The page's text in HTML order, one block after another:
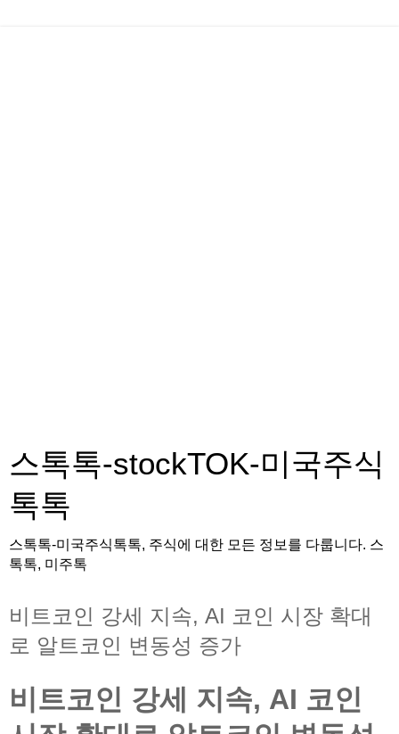
스톡톡-stockTOK-미국주식
톡톡
스톡톡-미국주식톡톡, 주식에 대한 모든 정보를 다룹니다. 스
톡톡, 미주톡
비트코인 강세 지속, AI 코인 시장 확대
로 알트코인 변동성 증가
비트코인 강세 지속, AI 코인